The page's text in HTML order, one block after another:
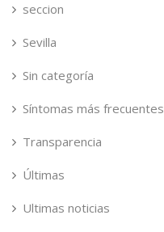
seccion
Sevilla
Sin categoría
Síntomas más frecuentes
Transparencia
Últimas
Ultimas noticias